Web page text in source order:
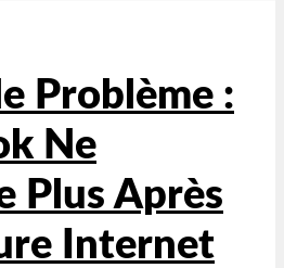
Problème :
Ne
Plus Après
Internet